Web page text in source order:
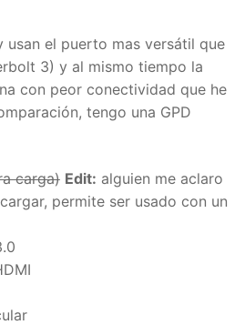
usan el puerto mas versátil que
3) y al mismo tiempo la
con peor conectividad que he
tengo una GPD
carga) Edit: alguien me aclaro
permite ser usado con un